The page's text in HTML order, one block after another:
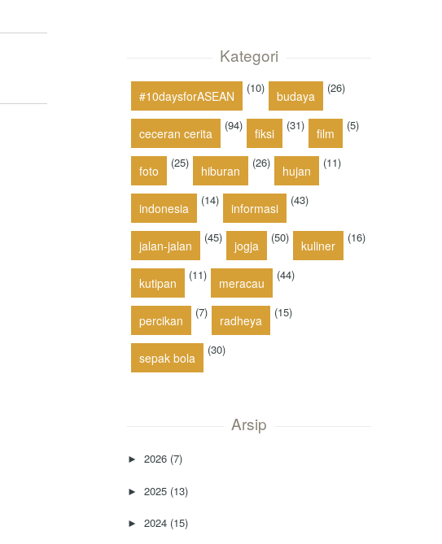
Kategori
#10daysforASEAN
(10)
budaya
(26)
ceceran cerita
(94)
fiksi
(31)
film
(5)
foto
(25)
hiburan
(26)
hujan
(11)
indonesia
(14)
informasi
(43)
jalan-jalan
(45)
jogja
(50)
kuliner
(16)
kutipan
(11)
meracau
(44)
percikan
(7)
radheya
(15)
sepak bola
(30)
Arsip
► 2026 (7)
► 2025 (13)
► 2024 (15)